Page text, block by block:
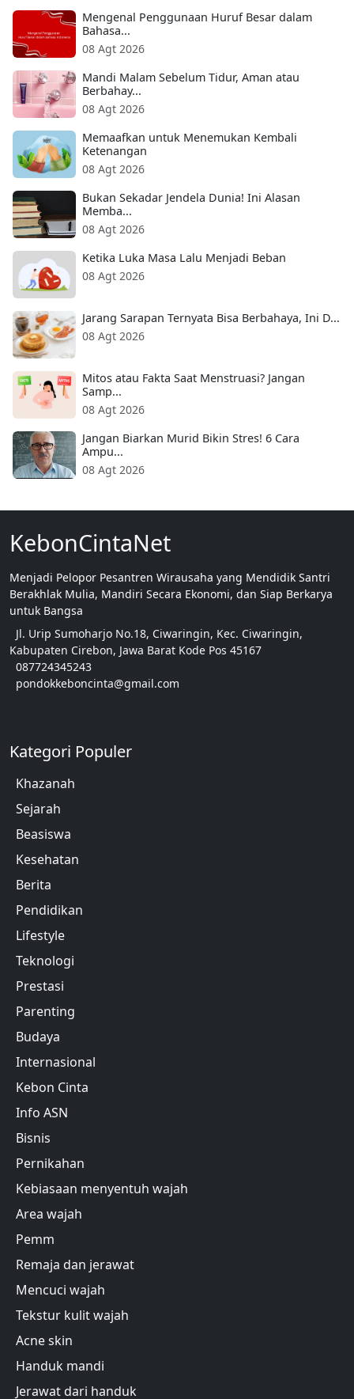
Mengenal Penggunaan Huruf Besar dalam
Bahasa...
08 Agt 2026
Mandi Malam Sebelum Tidur, Aman atau
Berbahay...
08 Agt 2026
Memaafkan untuk Menemukan Kembali
Ketenangan
08 Agt 2026
Bukan Sekadar Jendela Dunia! Ini Alasan
Memba...
08 Agt 2026
Ketika Luka Masa Lalu Menjadi Beban
08 Agt 2026
Jarang Sarapan Ternyata Bisa Berbahaya, Ini D...
08 Agt 2026
Mitos atau Fakta Saat Menstruasi? Jangan
Samp...
08 Agt 2026
Jangan Biarkan Murid Bikin Stres! 6 Cara
Ampu...
08 Agt 2026
KebonCintaNet
Menjadi Pelopor Pesantren Wirausaha yang Mendidik Santri
Berakhlak Mulia, Mandiri Secara Ekonomi, dan Siap Berkarya
untuk Bangsa
Jl. Urip Sumoharjo No.18, Ciwaringin, Kec. Ciwaringin,
Kabupaten Cirebon, Jawa Barat Kode Pos 45167
087724345243
pondokkeboncinta@gmail.com
Kategori Populer
Khazanah
Sejarah
Beasiswa
Kesehatan
Berita
Pendidikan
Lifestyle
Teknologi
Prestasi
Parenting
Budaya
Internasional
Kebon Cinta
Info ASN
Bisnis
Pernikahan
Kebiasaan menyentuh wajah
Area wajah
Pemm
Remaja dan jerawat
Mencuci wajah
Tekstur kulit wajah
Acne skin
Handuk mandi
Jerawat dari handuk